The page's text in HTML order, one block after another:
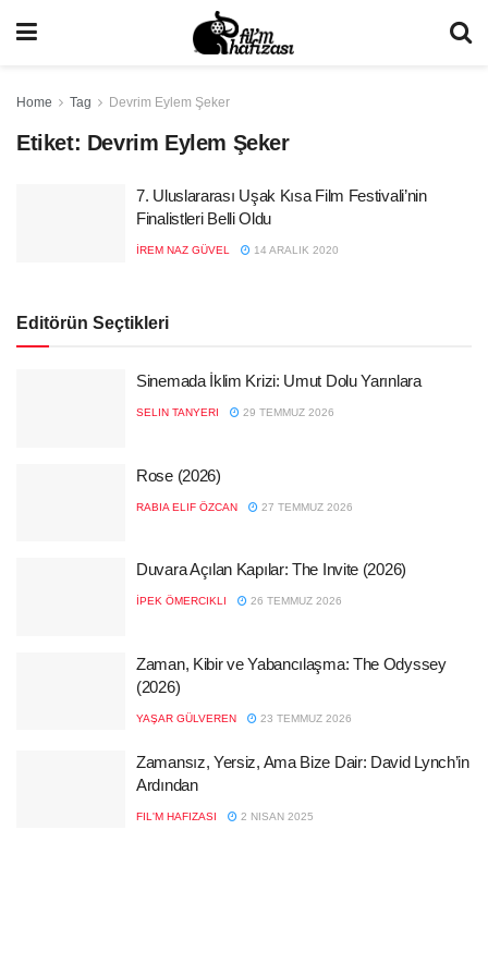
Home Tag Devrim Eylem Şeker
Etiket: Devrim Eylem Şeker
7. Uluslararası Uşak Kısa Film Festivali’nin
Finalistleri Belli Oldu
İREM NAZ GÜVEL 14 ARALIK 2020
Editörün Seçtikleri
Sinemada İklim Krizi: Umut Dolu Yarınlara
SELIN TANYERI 29 TEMMUZ 2026
Rose (2026)
RABIA ELIF ÖZCAN 27 TEMMUZ 2026
Duvara Açılan Kapılar: The Invite (2026)
İPEK ÖMERCIKLI 26 TEMMUZ 2026
Zaman, Kibir ve Yabancılaşma: The Odyssey
(2026)
YAŞAR GÜLVEREN 23 TEMMUZ 2026
Zamansız, Yersiz, Ama Bize Dair: David Lynch’in
Ardından
FIL'M HAFIZASI 2 NISAN 2025